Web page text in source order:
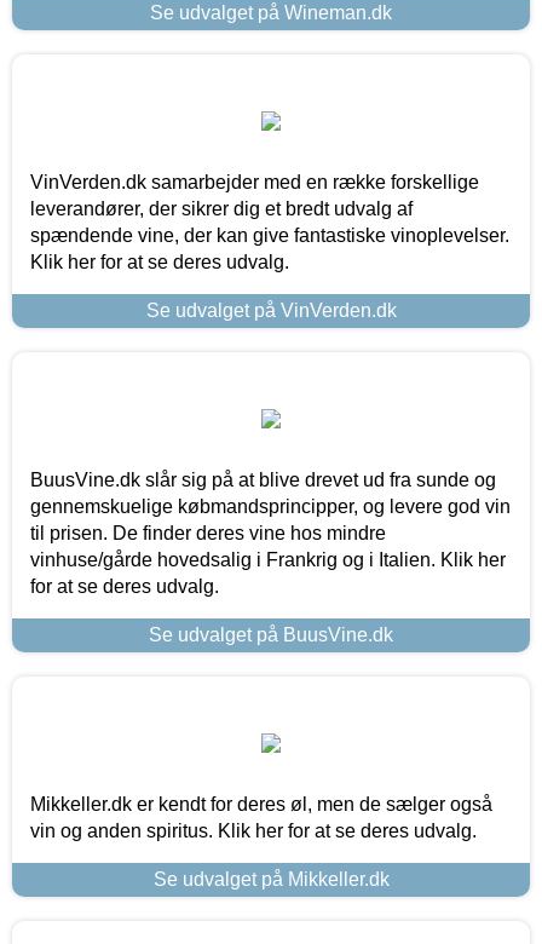
Se udvalget på Wineman.dk
VinVerden.dk samarbejder med en række forskellige
leverandører, der sikrer dig et bredt udvalg af
spændende vine, der kan give fantastiske vinoplevelser.
Klik her for at se deres udvalg.
Se udvalget på VinVerden.dk
BuusVine.dk slår sig på at blive drevet ud fra sunde og
gennemskuelige købmandsprincipper, og levere god vin
til prisen. De finder deres vine hos mindre
vinhuse/gårde hovedsalig i Frankrig og i Italien. Klik her
for at se deres udvalg.
Se udvalget på BuusVine.dk
Mikkeller.dk er kendt for deres øl, men de sælger også
vin og anden spiritus. Klik her for at se deres udvalg.
Se udvalget på Mikkeller.dk